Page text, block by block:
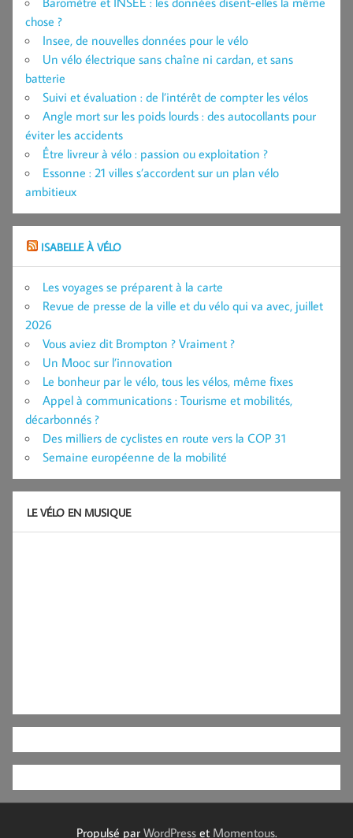
chose ?
Insee, de nouvelles données pour le vélo
Un vélo électrique sans chaîne ni cardan, et sans
batterie
Suivi et évaluation : de l’intérêt de compter les vélos
Angle mort sur les poids lourds : des autocollants pour
éviter les accidents
Être livreur à vélo : passion ou exploitation ?
Essonne : 21 villes s’accordent sur un plan vélo
ambitieux
ISABELLE À VÉLO
Les voyages se préparent à la carte
Revue de presse de la ville et du vélo qui va avec, juillet
2026
Vous aviez dit Brompton ? Vraiment ?
Un Mooc sur l’innovation
Le bonheur par le vélo, tous les vélos, même fixes
Appel à communications : Tourisme et mobilités,
décarbonnés ?
Des milliers de cyclistes en route vers la COP 31
Semaine européenne de la mobilité
LE VÉLO EN MUSIQUE
Propulsé par WordPresset Momentous.